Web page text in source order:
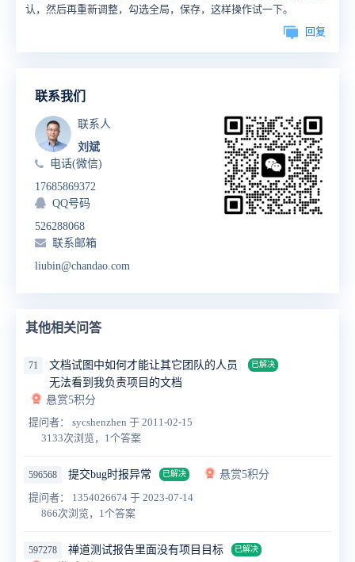
认，然后再重新调整，勾选全局，保存，这样操作试一下。
回复
联系我们
联系人
刘斌
电话(微信)
17685869372
QQ号码
526288068
联系邮箱
liubin@chandao.com
其他相关问答
71
文档试图中如何才能让其它团队的人员
无法看到我负责项目的文档
已解决
悬赏5积分
提问者： sycshenzhen 于 2011-02-15
3133次浏览，1个答案
596568 提交bug时报异常 已解决
悬赏5积分
提问者： 1354026674 于 2023-07-14
866次浏览，1个答案
597278 禅道测试报告里面没有项目目标 已解决